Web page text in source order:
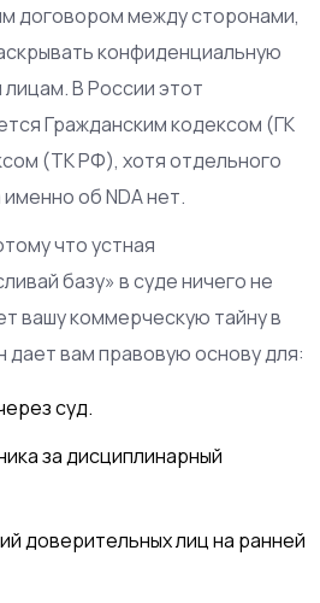
договором между сторонами,
конфиденциальную
. В России этот
Гражданским кодексом (ГК
(ТК РФ), хотя отдельного
об NDA нет.
что устная
базу» в суде ничего не
вашу коммерческую тайну в
вам правовую основу для:
суд.
за дисциплинарный
доверительных лиц на ранней